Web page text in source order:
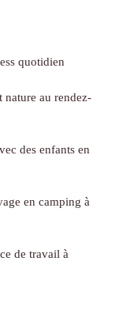
quotidien
nature au rendez-
des enfants en
en camping à
de travail à